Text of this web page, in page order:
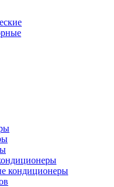
кондиционеры